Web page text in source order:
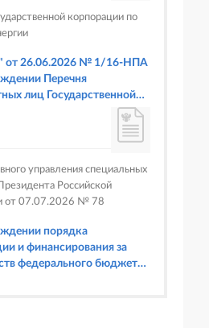
корпорации по
от 26.06.2026 № 1/16-НПА
Перечня
лиц Государственной
по атомной энергии
статьями 6.3, 8.1,
частью 3 статьи 9.16,
частью 1 статьи 19.4,
частями 6 и 15 статьи
19.6 и 19.7, частью 1
статьей 19.33, частями 1,
статьи 20.4 Кодекса
управления специальных
Российской
от 07.07.2026 № 78
порядка
и финансирования за
федерального бюджета